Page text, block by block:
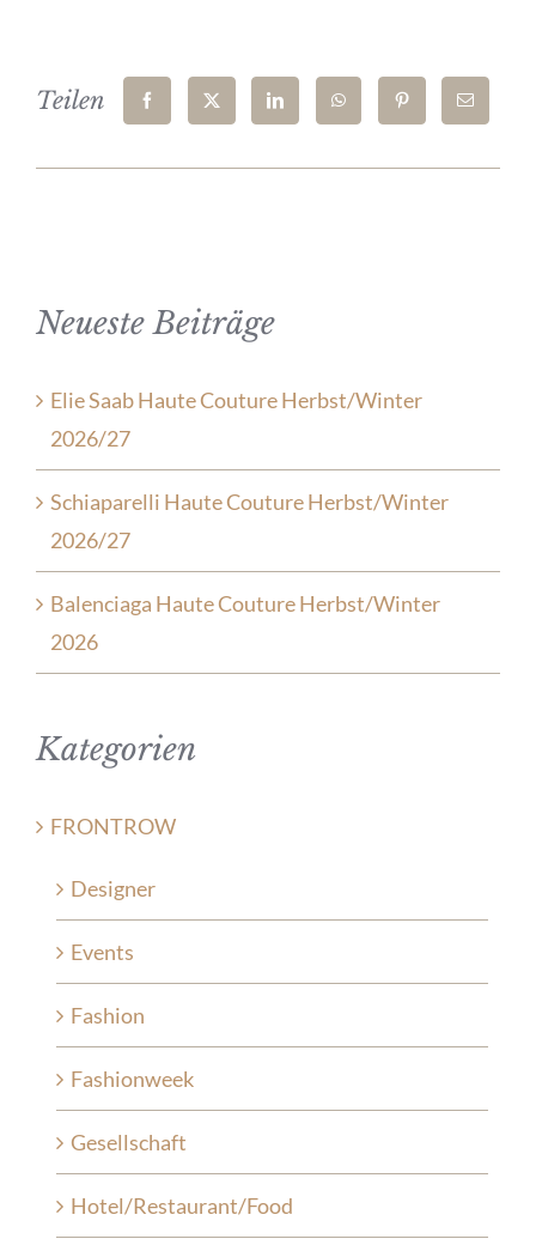
Teilen
Neueste Beiträge
Elie Saab Haute Couture Herbst/Winter
2026/27
Schiaparelli Haute Couture Herbst/Winter
2026/27
Balenciaga Haute Couture Herbst/Winter
2026
Kategorien
FRONTROW
Designer
Events
Fashion
Fashionweek
Gesellschaft
Hotel/Restaurant/Food